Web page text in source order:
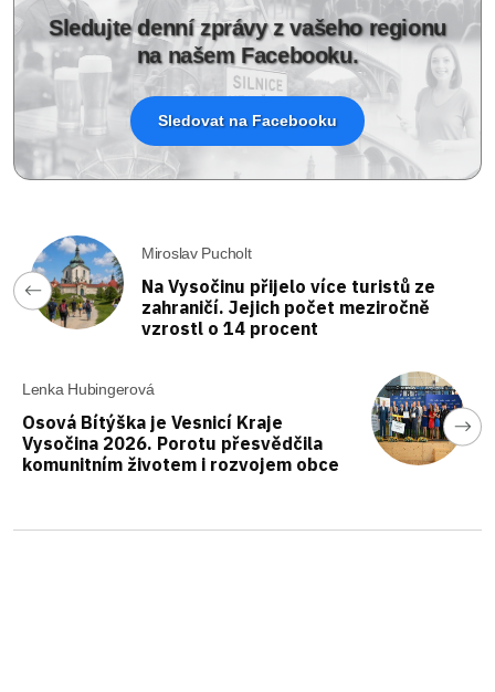
Sledujte denní zprávy z vašeho regionu
na našem Facebooku.
Sledovat na Facebooku
Miroslav Pucholt
Na Vysočinu přijelo více turistů ze
zahraničí. Jejich počet meziročně
vzrostl o 14 procent
Lenka Hubingerová
Osová Bítýška je Vesnicí Kraje
Vysočina 2026. Porotu přesvědčila
komunitním životem i rozvojem obce